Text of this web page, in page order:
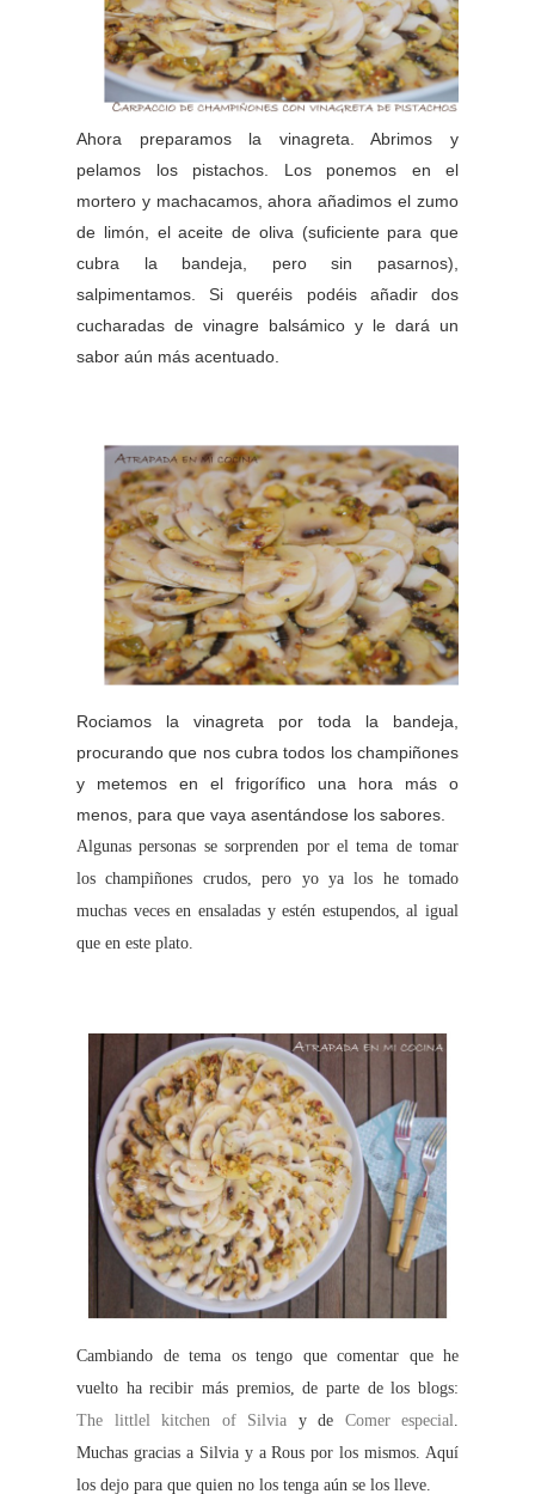
Ahora preparamos la vinagreta. Abrimos y
pelamos los pistachos. Los ponemos en el
mortero y machacamos, ahora añadimos el zumo
de limón, el aceite de oliva (suficiente para que
cubra la bandeja, pero sin pasarnos),
salpimentamos. Si queréis podéis añadir dos
cucharadas de vinagre balsámico y le dará un
sabor aún más acentuado.
Rociamos la vinagreta por toda la bandeja,
procurando que nos cubra todos los champiñones
y metemos en el frigorífico una hora más o
menos, para que vaya asentándose los sabores.
Algunas personas se sorprenden por el tema de tomar
los champiñones crudos, pero yo ya los he tomado
muchas veces en ensaladas y estén estupendos, al igual
que en este plato.
Cambiando de tema os tengo que comentar que he
vuelto ha recibir más premios, de parte de los blogs:
The littlel kitchen of Silvia y de Comer especial
Muchas gracias a Silvia y a Rous por los mismos. Aquí
los dejo para que quien no los tenga aún se los lleve.